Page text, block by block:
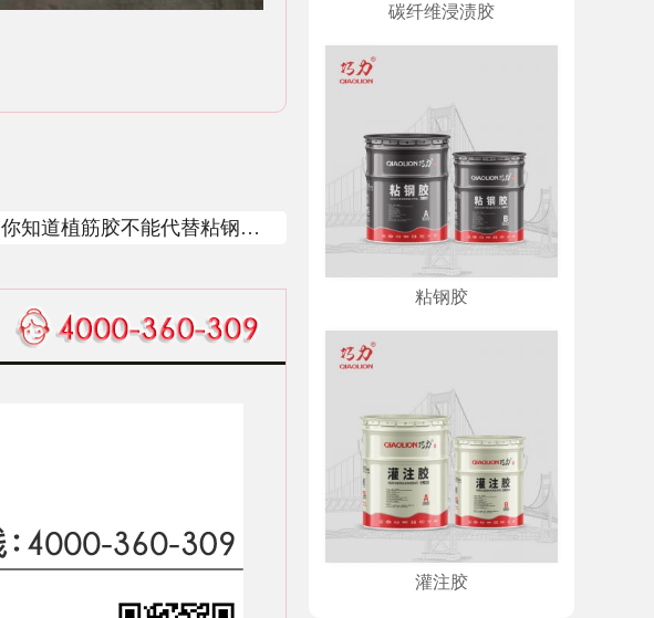
你知道植筋胶不能代替粘钢胶
碳纤维浸渍胶
粘钢胶
灌注胶